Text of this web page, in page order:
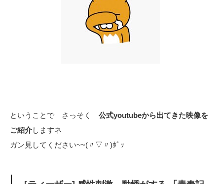
ということで さっそく 公式youtubeから出てきた映像を
ご紹介しますネ
ガン見してください~~(〃▽〃)ﾎﾟｯ